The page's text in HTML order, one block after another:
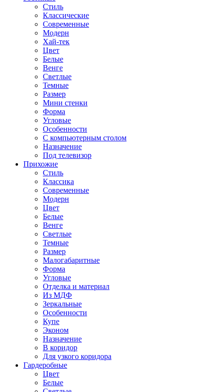
Стиль
Классические
Современные
Модерн
Хай-тек
Цвет
Белые
Венге
Светлые
Темные
Размер
Мини стенки
Форма
Угловые
Особенности
С компьютерным столом
Назначение
Под телевизор
Прихожие
Стиль
Классика
Современные
Модерн
Цвет
Белые
Венге
Светлые
Темные
Размер
Малогабаритные
Форма
Угловые
Отделка и материал
Из МДФ
Зеркальные
Особенности
Купе
Эконом
Назначение
В коридор
Для узкого коридора
Гардеробные
Цвет
Белые